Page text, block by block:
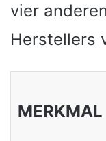
vier
Herstellers
MERKMAL